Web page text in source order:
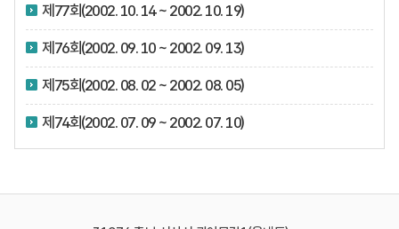
제77회(2002. 10. 14 ~ 2002. 10. 19)
제76회(2002. 09. 10 ~ 2002. 09. 13)
제75회(2002. 08. 02 ~ 2002. 08. 05)
제74회(2002. 07. 09 ~ 2002. 07. 10)